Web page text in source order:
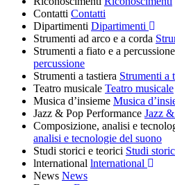
Contatti Contatti
Dipartimenti Dipartimenti
Strumenti ad arco e a corda
Strumenti a fiato e a percussione
percussione
Strumenti a tastiera Strumenti a
Teatro musicale Teatro musicale
Musica d’insieme Musica
Jazz & Pop Performance Jazz
Composizione, analisi e
analisi e tecnologie del suono
Studi storici e teorici Studi
lnternational lnternational
News News